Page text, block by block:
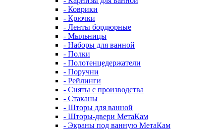
- Коврики
- Крючки
- Ленты бордюрные
- Мыльницы
- Наборы для ванной
- Полки
- Полотенцедержатели
- Поручни
- Рейлинги
- Сняты с производства
- Стаканы
- Шторы для ванной
- Шторы-двери МетаКам
- Экраны под ванную МетаКам